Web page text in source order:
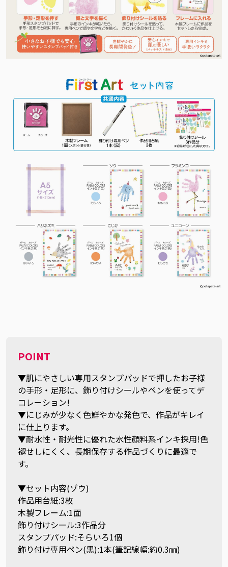
POINT
▼肌にやさしい専用スタンプパッドで押したお子様
の手形・足形に、飾り付けシールやペンを使ってデ
コレーション!
▼にじみが少なく色鮮やかな発色で、作品がキレイ
に仕上ります。
▼耐水性・耐光性に優れた水性顔料系インキ採用!色
褪せしにくく、長期保存する作品づくりに最適で
す。
▼セット内容(ゾウ)
作品用台紙:3枚
木製フレーム:1面
飾り付けシール:3作品分
スタンプパッド:そらいろ1個
飾り付け専用ペン(黒):1本(筆記線幅:約0.3㎜)